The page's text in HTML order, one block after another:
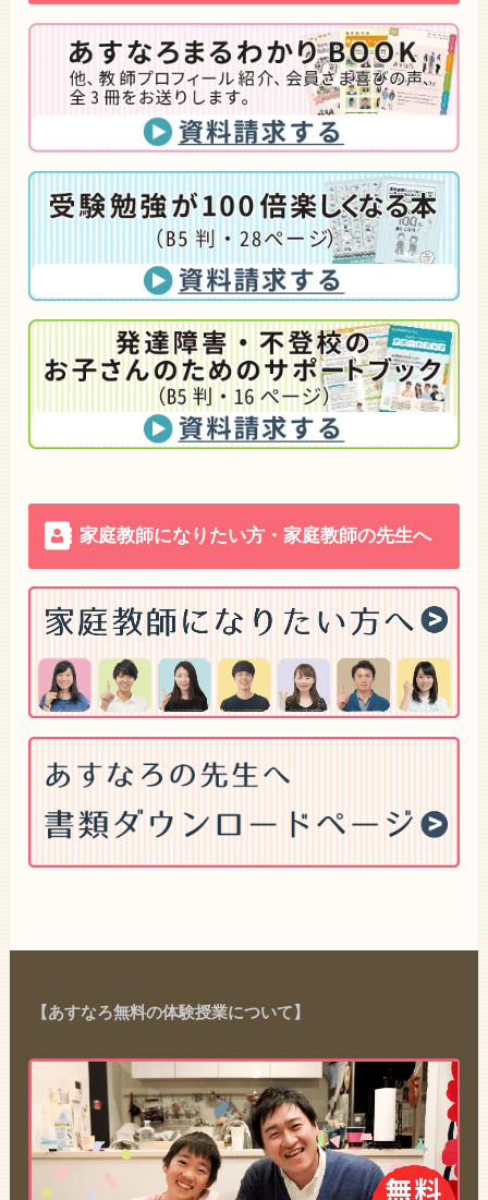
家庭教師になりたい方・家庭教師の先生へ
【あすなろ無料の体験授業について】